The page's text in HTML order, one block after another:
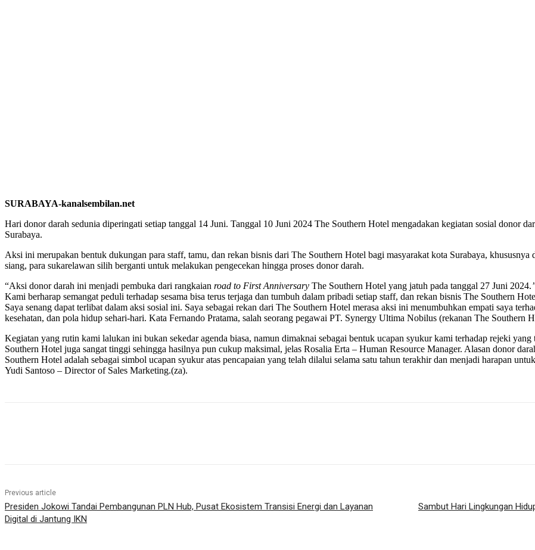
SURABAYA-kanalsembilan.net
Hari donor darah sedunia diperingati setiap tanggal 14 Juni. Tanggal 10 Juni 2024 The Southern Hotel mengadakan kegiatan sosial donor
Surabaya.
Aksi ini merupakan bentuk dukungan para staff, tamu, dan rekan bisnis dari The Southern Hotel bagi masyarakat kota Surabaya,
siang, para sukarelawan silih berganti untuk melakukan pengecekan hingga proses donor darah.
“Aksi donor darah ini menjadi pembuka dari rangkaian road to First Anniversary The Southern Hotel yang jatuh pada tanggal 27 Juni 2024.
Kami berharap semangat peduli terhadap sesama bisa terus terjaga dan tumbuh dalam pribadi setiap staff, dan rekan bisnis The Southern
Saya senang dapat terlibat dalam aksi sosial ini. Saya sebagai rekan dari The Southern Hotel merasa aksi ini menumbuhkan empati saya
kesehatan, dan pola hidup sehari-hari. Kata Fernando Pratama, salah seorang pegawai PT. Synergy Ultima Nobilus (rekanan The Southern
Kegiatan yang rutin kami lalukan ini bukan sekedar agenda biasa, namun dimaknai sebagai bentuk ucapan syukur kami terhadap rejeki
Southern Hotel juga sangat tinggi sehingga hasilnya pun cukup maksimal, jelas Rosalia Erta – Human Resource Manager. Alasan donor
Southern Hotel adalah sebagai simbol ucapan syukur atas pencapaian yang telah dilalui selama satu tahun terakhir dan menjadi harapan
Yudi Santoso – Director of Sales Marketing.(za).
Previous article
Presiden Jokowi Tandai Pembangunan PLN Hub, Pusat Ekosistem Transisi Energi dan Layanan
Digital di Jantung IKN
Sambut Hari Lingkungan